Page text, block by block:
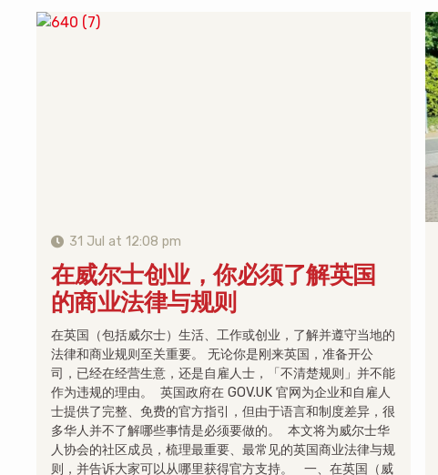
31 Jul at 12:08 pm
在威尔士创业，你必须了解英国
的商业法律与规则
在英国（包括威尔士）生活、工作或创业，了解并遵守当地的
法律和商业规则至关重要。 无论你是刚来英国，准备开公
司，已经在经营生意，还是自雇人士，「不清楚规则」并不能
作为违规的理由。 英国政府在 GOV.UK 官网为企业和自雇人
士提供了完整、免费的官方指引，但由于语言和制度差异，很
多华人并不了解哪些事情是必须要做的。 本文将为威尔士华
人协会的社区成员，梳理最重要、最常见的英国商业法律与规
则，并告诉大家可以从哪里获得官方支持。 一、在英国（威